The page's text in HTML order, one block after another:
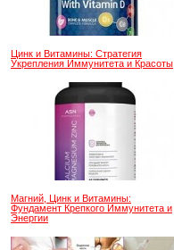
Цинк и Витамины: Стратегия
Укрепления Иммунитета и Красоты
Магний, Цинк и Витамины:
Фундамент Крепкого Иммунитета и
Энергии